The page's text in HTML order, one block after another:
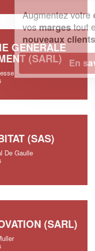
GENERALE
(SARL)
(SAS)
De Gaulle
(SARL)
chiffre d'affaireset
gagnant de
plus